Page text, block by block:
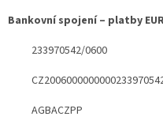
Bankovní spojení – platby
233970542/0600
AGBACZPP